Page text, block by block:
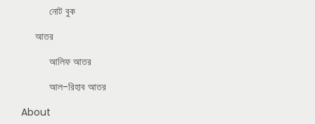
নোট বুক
আতর
আলিফ আতর
আল-রিহাব আতর
About